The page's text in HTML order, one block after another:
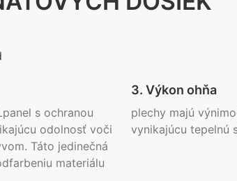
s ochranou
odolnosť voči
Táto jedinečná
materiálu
3. Výkon ohňa
plechy majú
vynikajúcu tepelnú